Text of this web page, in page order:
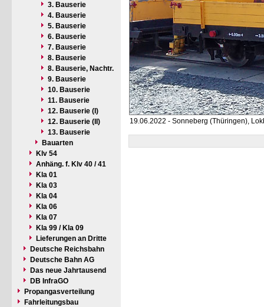
3. Bauserie
4. Bauserie
5. Bauserie
6. Bauserie
7. Bauserie
8. Bauserie
8. Bauserie, Nachtr.
9. Bauserie
10. Bauserie
11. Bauserie
12. Bauserie (I)
12. Bauserie (II)
13. Bauserie
Bauarten
Klv 54
Anhäng. f. Klv 40 / 41
Kla 01
Kla 03
Kla 04
Kla 06
Kla 07
Kla 99 / Kla 09
Lieferungen an Dritte
Deutsche Reichsbahn
Deutsche Bahn AG
Das neue Jahrtausend
DB InfraGO
Propangasverteilung
Fahrleitungsbau
19.06.2022 - Sonneberg (Thüringen),